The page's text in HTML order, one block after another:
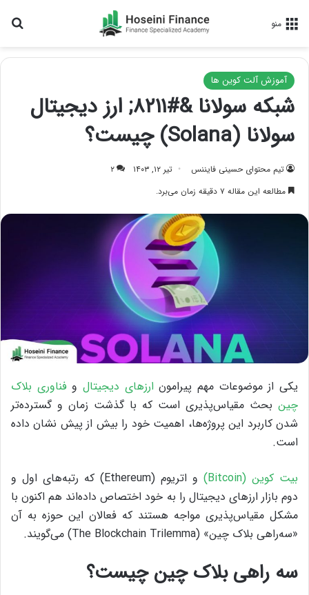
منو
آموزش آلت کوین ها
شبکه سولانا &#۸۲۱۱; ارز دیجیتال
سولانا (Solana) چیست؟
تیم محتوای حسینی‌ فایننس تیر ۱۲, ۱۴۰۳
۲
مطالعه این مقاله ۷ دقیقه زمان می‌برد.
یکی از موضوعات مهم پیرامون ارزهای دیجیتالوفناوری بلاک
چین بحث مقیاس‌پذیری است که با گذشت زمان و گسترده‌تر
شدن کاربرد این پروژه‌ها، اهمیت خود را بیش از پیش نشان داده
است.
بیت کوین (Bitcoin)
و اتریوم (Ethereum) که رتبه‌های اول و
دوم بازار ارزهای دیجیتال را به خود اختصاص داده‌اند هم ‌اکنون با
مشکل مقیاس‌پذیری مواجه هستند که فعالان این حوزه به آن
«سه‌راهی بلاک چین» (The Blockchain Trilemma) می‌گویند.
سه راهی بلاک چین چیست؟